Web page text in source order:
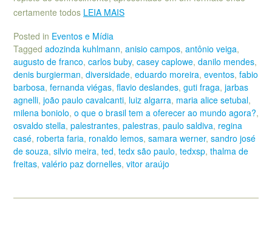
certamente todos LEIA MAIS
Posted in Eventos e Mídia
Tagged adozinda kuhlmann, anisio campos, antônio veiga,
augusto de franco, carlos buby, casey caplowe, danilo mendes,
denis burgierman, diversidade, eduardo moreira, eventos, fabio
barbosa, fernanda viégas, flavio deslandes, guti fraga, jarbas
agnelli, joão paulo cavalcanti, luiz algarra, maria alice setubal,
milena boniolo, o que o brasil tem a oferecer ao mundo agora?,
osvaldo stella, palestrantes, palestras, paulo saldiva, regina
casé, roberta faria, ronaldo lemos, samara werner, sandro josé
de souza, silvio meira, ted, tedx são paulo, tedxsp, thalma de
freitas, valério paz dornelles, vitor araújo